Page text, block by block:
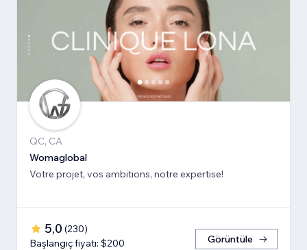
QC, CA
Womaglobal
Votre projet, vos ambitions, notre expertise!
5,0 (230)
Başlangıç fiyatı: $200
Görüntüle